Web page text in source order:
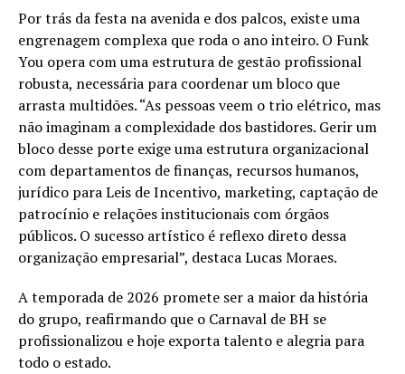
Por trás da festa na avenida e dos palcos, existe uma
engrenagem complexa que roda o ano inteiro. O Funk
You opera com uma estrutura de gestão profissional
robusta, necessária para coordenar um bloco que
arrasta multidões. “As pessoas veem o trio elétrico, mas
não imaginam a complexidade dos bastidores. Gerir um
bloco desse porte exige uma estrutura organizacional
com departamentos de finanças, recursos humanos,
jurídico para Leis de Incentivo, marketing, captação de
patrocínio e relações institucionais com órgãos
públicos. O sucesso artístico é reflexo direto dessa
organização empresarial”, destaca Lucas Moraes.
A temporada de 2026 promete ser a maior da história
do grupo, reafirmando que o Carnaval de BH se
profissionalizou e hoje exporta talento e alegria para
todo o estado.